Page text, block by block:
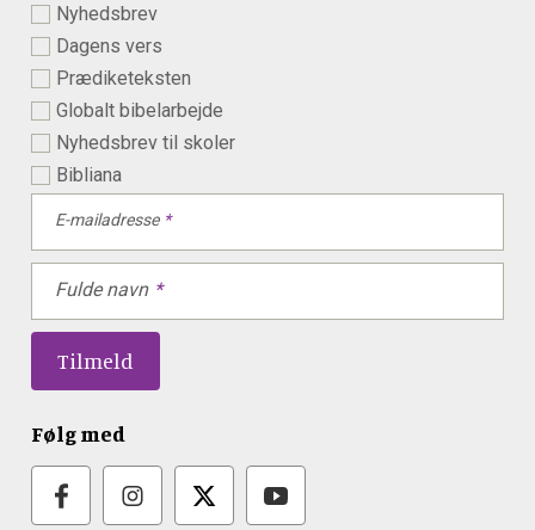
Nyhedsbrev
Dagens vers
Prædiketeksten
Globalt bibelarbejde
Nyhedsbrev til skoler
Bibliana
E-mailadresse
Fulde navn
Følg med